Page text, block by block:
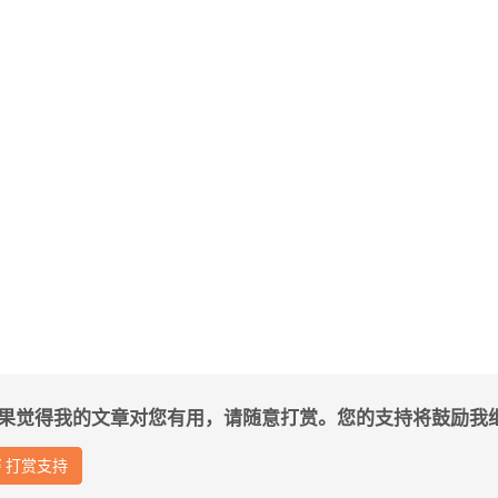
觉得我的文章对您有用，请随意打赏。您的支持将鼓励我
打赏支持